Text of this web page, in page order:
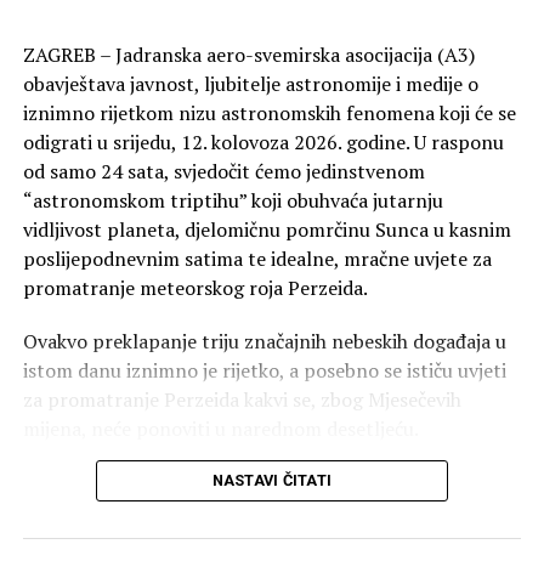
ZAGREB – Jadranska aero-svemirska asocijacija (A3)
obavještava javnost, ljubitelje astronomije i medije o
iznimno rijetkom nizu astronomskih fenomena koji će se
odigrati u srijedu, 12. kolovoza 2026. godine. U rasponu
od samo 24 sata, svjedočit ćemo jedinstvenom
“astronomskom triptihu” koji obuhvaća jutarnju
vidljivost planeta, djelomičnu pomrčinu Sunca u kasnim
poslijepodnevnim satima te idealne, mračne uvjete za
promatranje meteorskog roja Perzeida.
Ovakvo preklapanje triju značajnih nebeskih događaja u
istom danu iznimno je rijetko, a posebno se ističu uvjeti
za promatranje Perzeida kakvi se, zbog Mjesečevih
U nastavku donosimo detaljan pregled, stručne upute za
1. Jutarnja planetarna parada (pred zoru)
NASTAVI ČITATI